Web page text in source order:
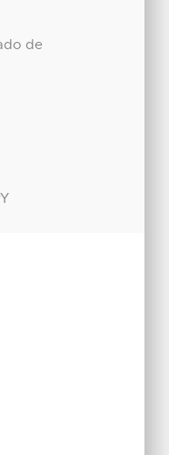
de